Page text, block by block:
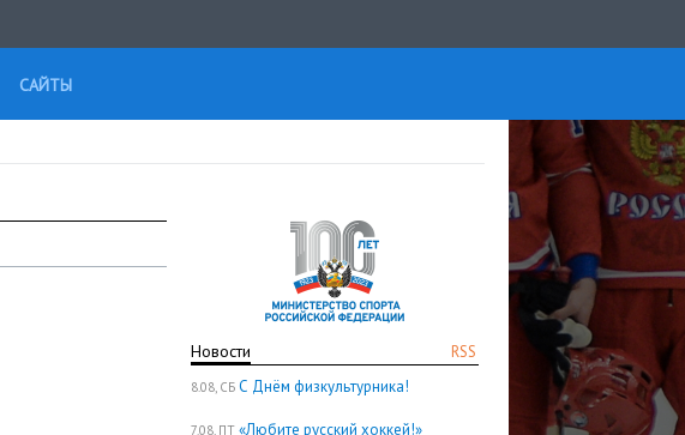
САЙТЫ
RSS
Новости
8.08, СБ С Днём физкультурника!
7.08, ПТ «Любите русский хоккей!»